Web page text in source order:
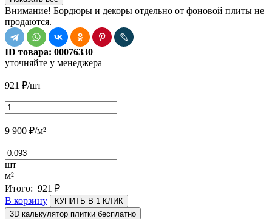
Внимание! Бордюры и декоры отдельно от фоновой плиты не
продаются.
ID товара: 00076330
уточняйте у менеджера
921 ₽/шт
9 900 ₽/м²
шт
м²
Итого: 921 ₽
В корзину
КУПИТЬ В 1 КЛИК
3D калькулятор плитки бесплатно